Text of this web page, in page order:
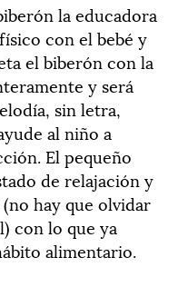
la educadora
con el bebé y
el biberón con la
y será
sin letra,
al niño a
El pequeño
de relajación y
hay que olvidar
con lo que ya
alimentario.